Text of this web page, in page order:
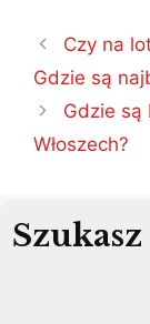
Nawigacja
wpisu
Czy na
Gdzie są
Gdzie są
Włoszech?